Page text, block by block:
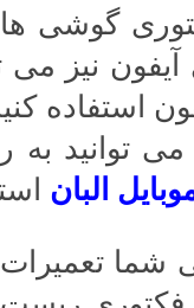
گوشی
نیز می
توانید
البان
تعمیرات